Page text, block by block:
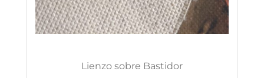
Lienzo sobre Bastidor